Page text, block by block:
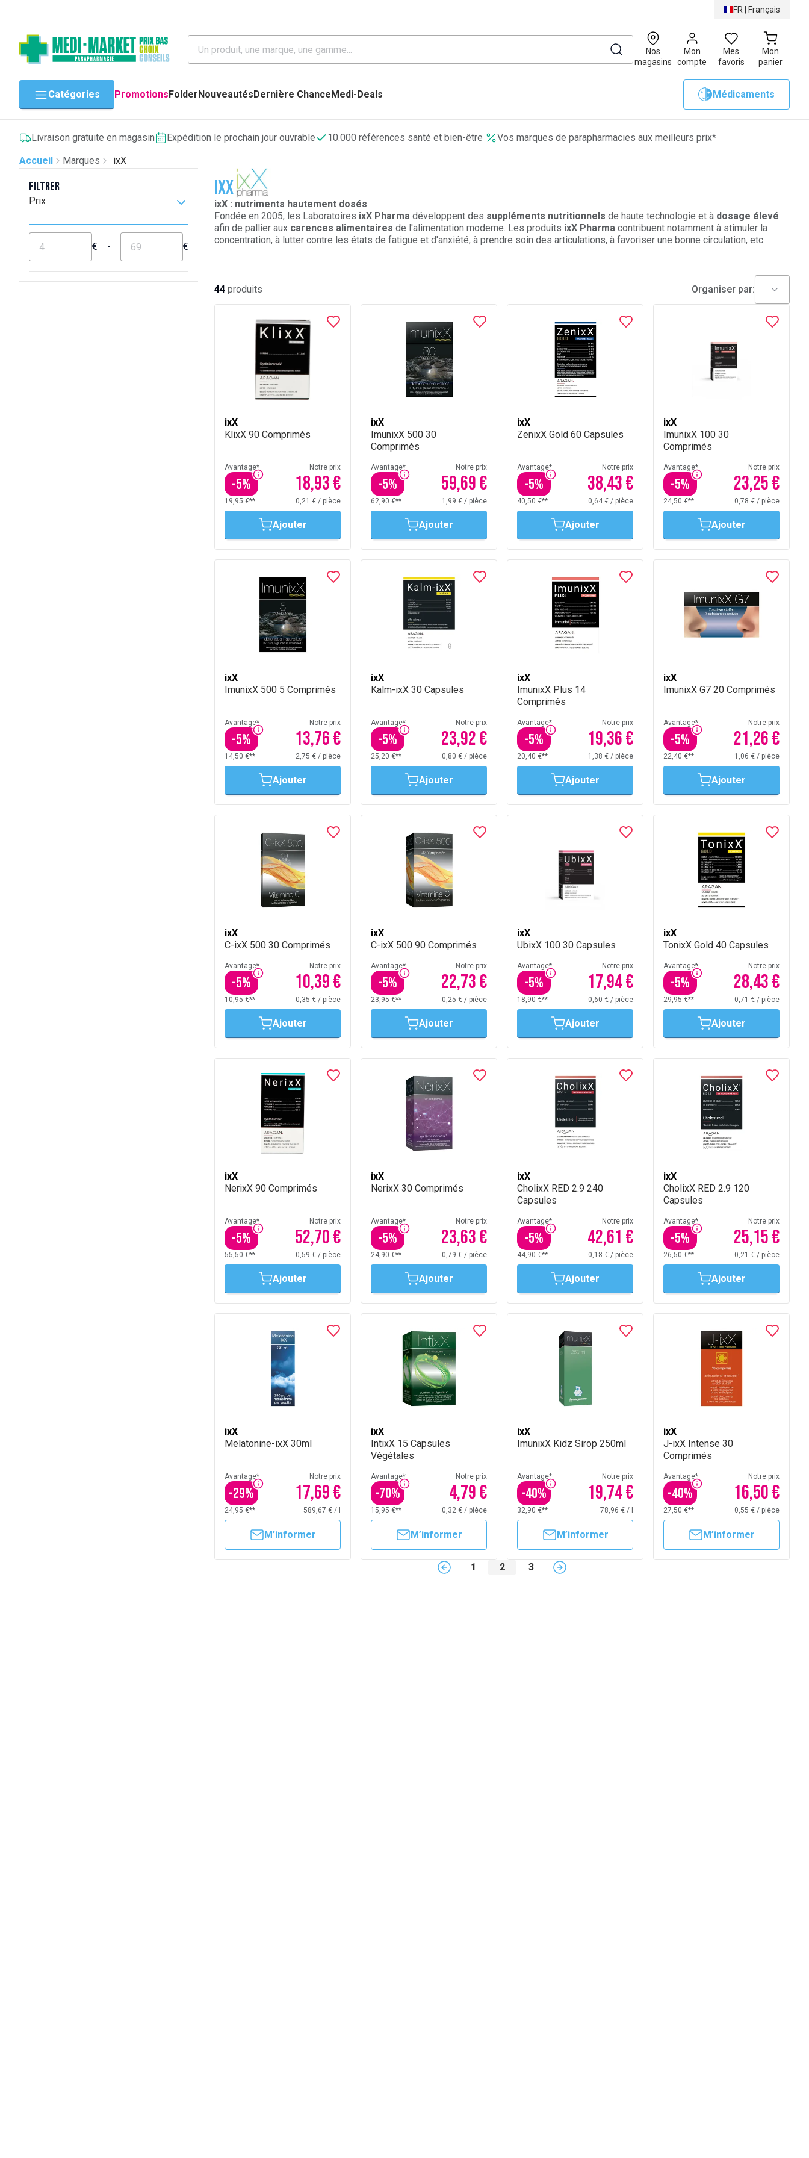
FR | Français
Nos
magasins
Mon
compte
Mes
favoris
Mon
panier
0
Catégories PromotionsFolderNouveautésDernière ChanceMedi-Deals Médicaments
Livraison gratuite en magasin Expédition le prochain jour ouvrable 10.000 références santé et bien-être
Vos marques de parapharmacies aux meilleurs prix*
Accueil
Marques ixX
Filtrer
Prix
€ - €
ixX
ixX : nutriments hautement dosés
Fondée en 2005, les Laboratoires ixX Pharma développent des suppléments nutritionnels de haute technologie et à dosage élevé
afin de pallier aux carences alimentaires de l'alimentation moderne. Les produits ixX Pharma contribuent notamment à stimuler la
concentration, à lutter contre les états de fatigue et d'anxiété, à prendre soin des articulations, à favoriser une bonne circulation, etc.
44 produits Organiser par:
ixX
KlixX 90 Comprimés
Avantage*
-5%
Notre prix
18,93 €
19,95 €** 0,21 € / pièce
Ajouter
ixX
ImunixX 500 30
Comprimés
Avantage*
-5%
Notre prix
59,69 €
62,90 €** 1,99 € / pièce
Ajouter
ixX
ZenixX Gold 60 Capsules
Avantage*
-5%
Notre prix
38,43 €
40,50 €** 0,64 € / pièce
Ajouter
ixX
ImunixX 100 30
Comprimés
Avantage*
-5%
Notre prix
23,25 €
24,50 €** 0,78 € / pièce
Ajouter
ixX
ImunixX 500 5 Comprimés
Avantage*
-5%
Notre prix
13,76 €
14,50 €** 2,75 € / pièce
Ajouter
ixX
Kalm-ixX 30 Capsules
Avantage*
-5%
Notre prix
23,92 €
25,20 €** 0,80 € / pièce
Ajouter
ixX
ImunixX Plus 14
Comprimés
Avantage*
-5%
Notre prix
19,36 €
20,40 €** 1,38 € / pièce
Ajouter
ixX
ImunixX G7 20 Comprimés
Avantage*
-5%
Notre prix
21,26 €
22,40 €** 1,06 € / pièce
Ajouter
ixX
C-ixX 500 30 Comprimés
Avantage*
-5%
Notre prix
10,39 €
10,95 €** 0,35 € / pièce
Ajouter
ixX
C-ixX 500 90 Comprimés
Avantage*
-5%
Notre prix
22,73 €
23,95 €** 0,25 € / pièce
Ajouter
ixX
UbixX 100 30 Capsules
Avantage*
-5%
Notre prix
17,94 €
18,90 €** 0,60 € / pièce
Ajouter
ixX
TonixX Gold 40 Capsules
Avantage*
-5%
Notre prix
28,43 €
29,95 €** 0,71 € / pièce
Ajouter
ixX
NerixX 90 Comprimés
Avantage*
-5%
Notre prix
52,70 €
55,50 €** 0,59 € / pièce
Ajouter
ixX
NerixX 30 Comprimés
Avantage*
-5%
Notre prix
23,63 €
24,90 €** 0,79 € / pièce
Ajouter
ixX
CholixX RED 2.9 240
Capsules
Avantage*
-5%
Notre prix
42,61 €
44,90 €** 0,18 € / pièce
Ajouter
ixX
CholixX RED 2.9 120
Capsules
Avantage*
-5%
Notre prix
25,15 €
26,50 €** 0,21 € / pièce
Ajouter
ixX
Melatonine-ixX 30ml
Avantage*
-29%
Notre prix
17,69 €
24,95 €** 589,67 € /
M’informer
ixX
IntixX 15 Capsules
Végétales
Avantage*
-70%
Notre prix
4,79 €
15,95 €** 0,32 € / pièce
M’informer
ixX
ImunixX Kidz Sirop 250ml
Avantage*
-40%
Notre prix
19,74 €
32,90 €** 78,96 € /
M’informer
ixX
J-ixX Intense 30
Comprimés
Avantage*
-40%
Notre prix
16,50 €
27,50 €** 0,55 € / pièce
M’informer
1 2 3